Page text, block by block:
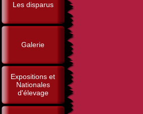
Les disparus
Galerie
Expositions et
Nationales
d'élevage